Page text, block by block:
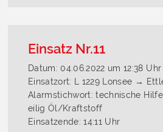
Einsatz Nr.11
Datum: 04.06.2022 um 12:38 Uhr
Einsatzort: L 1229 Lonsee →
Alarmstichwort: technische
eilig Öl/Kraftstoff
Einsatzende: 14:11 Uhr